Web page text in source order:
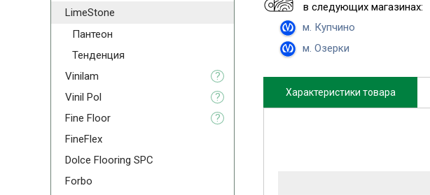
в следующих магазинах:
м. Купчино
м. Озерки
Характеристики товара
LimeStone
Пантеон
Тенденция
Vinilam
?
Vinil Pol
?
Fine Floor
?
FineFlex
Dolce Flooring SPC
Forbo